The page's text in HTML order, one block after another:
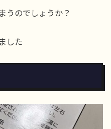
うのでしょうか？
した